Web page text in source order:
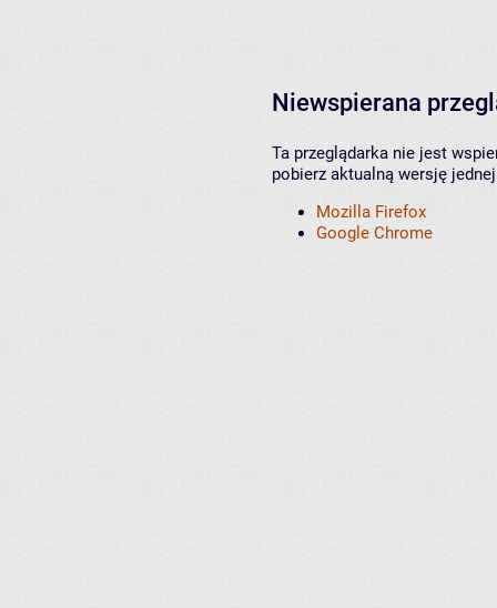
Niewspierana
Ta przeglądarka nie jest
pobierz aktualną wersję
Mozilla Firefox
Google Chrome